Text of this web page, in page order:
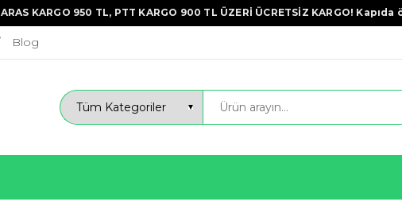
ARAS KARGO 950 TL, PTT KARGO 900 TL ÜZERİ ÜCRETSİZ KARGO!
Blog